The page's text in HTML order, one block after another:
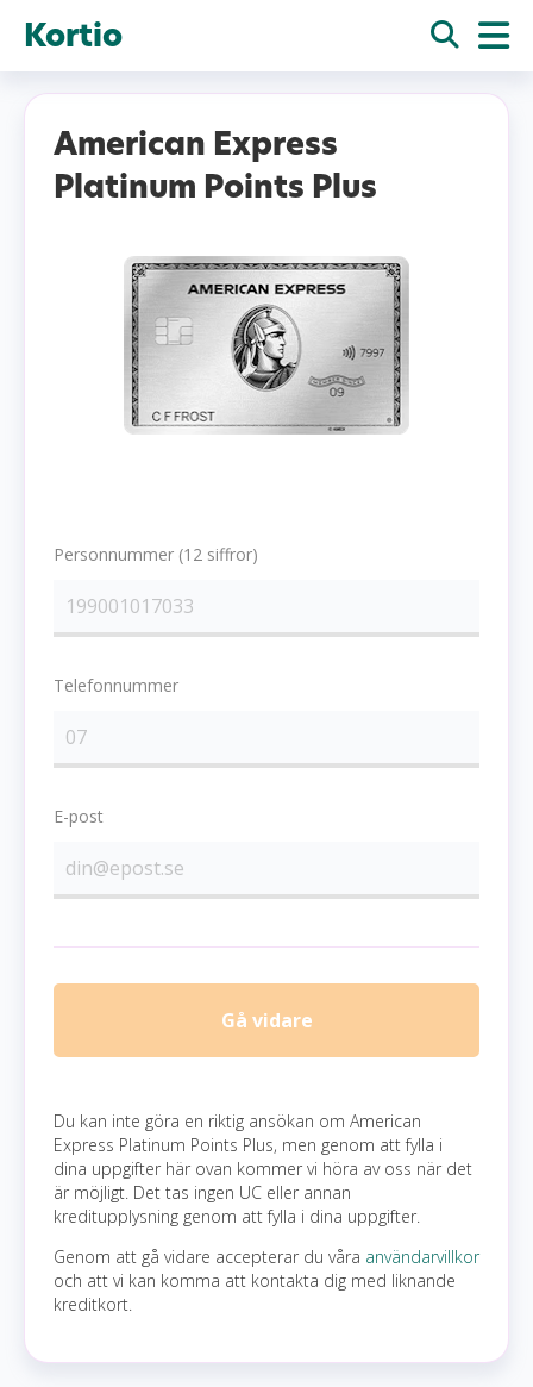
Kortio
American Express
Platinum Points Plus
Personnummer (12 siffror)
Telefonnummer
E-post
Gå vidare
Du kan inte göra en riktig ansökan om American
Express Platinum Points Plus, men genom att fylla i
dina uppgifter här ovan kommer vi höra av oss när det
är möjligt. Det tas ingen UC eller annan
kreditupplysning genom att fylla i dina uppgifter.
Genom att gå vidare accepterar du våra användarvillkor
och att vi kan komma att kontakta dig med liknande
kreditkort.